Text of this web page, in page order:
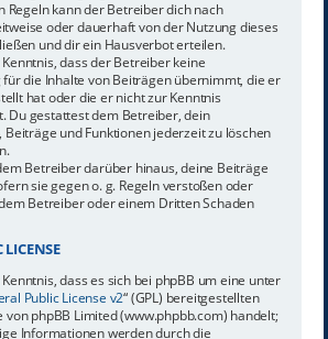
Regeln kann der Betreiber dich nach
oder dauerhaft von der Nutzung dieses
und dir ein Hausverbot erteilen.
dass der Betreiber keine
die Inhalte von Beiträgen übernimmt, die er
hat oder die er nicht zur Kenntnis
Du gestattest dem Betreiber, dein
Beiträge und Funktionen jederzeit zu löschen
Betreiber darüber hinaus, deine Beiträge
sie gegen o. g. Regeln verstoßen oder
Betreiber oder einem Dritten Schaden
LICENSE
dass es sich bei phpBB um eine unter
Public License v2“ (GPL) bereitgestellten
von phpBB Limited (www.phpbb.com) handelt;
Informationen werden durch die